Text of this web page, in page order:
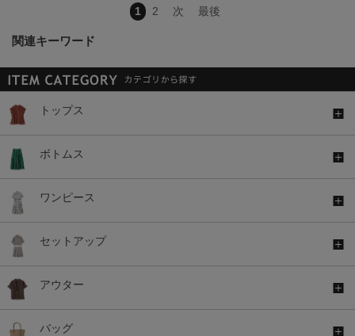
1
2 次 最後
関連キーワード
トップス
ボトムス
ワンピース
セットアップ
アウター
バッグ